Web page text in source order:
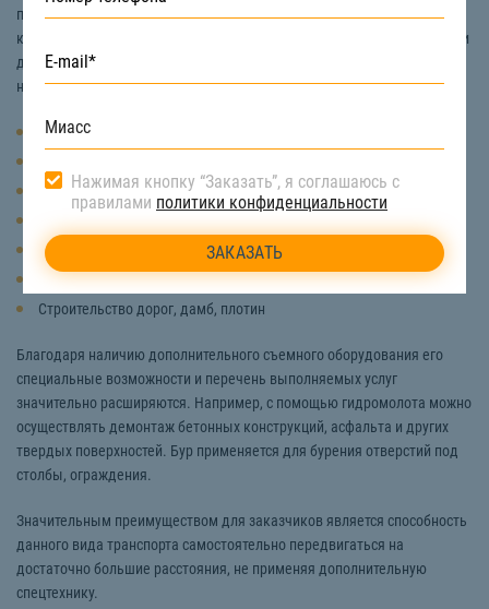
позволяющим качественно и быстро выполнять ряд строительных,
карьерных, промышленных, сельскохозяйственных, коммунальных и
других видов работ. Аренда экскаватора-погрузчика особенно
незаменима для решения следующих задач:
Копка траншеи
Добыча и погрузка сыпучих материалов (песок, щебень)
Уборка снега и строительного мусора
Ремонт и прокладка инженерных коммуникаций
Строительство дорог, дамб, плотин
Благодаря наличию дополнительного съемного оборудования его
специальные возможности и перечень выполняемых услуг
значительно расширяются. Например, с помощью гидромолота можно
осуществлять демонтаж бетонных конструкций, асфальта и других
твердых поверхностей. Бур применяется для бурения отверстий под
столбы, ограждения.
Значительным преимуществом для заказчиков является способность
данного вида транспорта самостоятельно передвигаться на
достаточно большие расстояния, не применяя дополнительную
спецтехнику.
Нажимая кнопку “Заказать”, я соглашаюсь с
правилами политики конфиденциальности